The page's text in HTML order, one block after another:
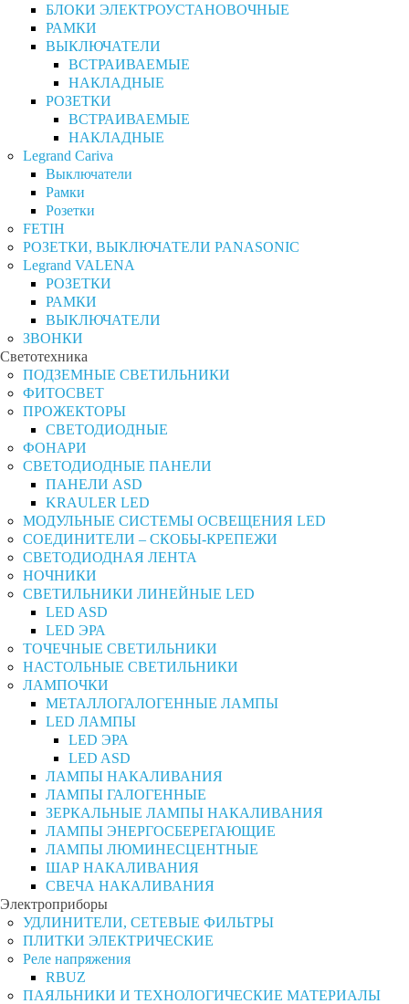
БЛОКИ ЭЛЕКТРОУСТАНОВОЧНЫЕ
РАМКИ
ВЫКЛЮЧАТЕЛИ
ВСТРАИВАЕМЫЕ
НАКЛАДНЫЕ
РОЗЕТКИ
ВСТРАИВАЕМЫЕ
НАКЛАДНЫЕ
Legrand Cariva
Выключатели
Рамки
Розетки
FETIH
РОЗЕТКИ, ВЫКЛЮЧАТЕЛИ PANASONIC
Legrand VALENA
РОЗЕТКИ
РАМКИ
ВЫКЛЮЧАТЕЛИ
ЗВОНКИ
Светотехника
ПОДЗЕМНЫЕ СВЕТИЛЬНИКИ
ФИТОСВЕТ
ПРОЖЕКТОРЫ
СВЕТОДИОДНЫЕ
ФОНАРИ
СВЕТОДИОДНЫЕ ПАНЕЛИ
ПАНЕЛИ ASD
KRAULER LED
МОДУЛЬНЫЕ СИСТЕМЫ ОСВЕЩЕНИЯ LED
СОЕДИНИТЕЛИ – СКОБЫ-КРЕПЕЖИ
СВЕТОДИОДНАЯ ЛЕНТА
НОЧНИКИ
СВЕТИЛЬНИКИ ЛИНЕЙНЫЕ LED
LED ASD
LED ЭРА
ТОЧЕЧНЫЕ СВЕТИЛЬНИКИ
НАСТОЛЬНЫЕ СВЕТИЛЬНИКИ
ЛАМПОЧКИ
МЕТАЛЛОГАЛОГЕННЫЕ ЛАМПЫ
LED ЛАМПЫ
LED ЭРА
LED ASD
ЛАМПЫ НАКАЛИВАНИЯ
ЛАМПЫ ГАЛОГЕННЫЕ
ЗЕРКАЛЬНЫЕ ЛАМПЫ НАКАЛИВАНИЯ
ЛАМПЫ ЭНЕРГОСБЕРЕГАЮЩИЕ
ЛАМПЫ ЛЮМИНЕСЦЕНТНЫЕ
ШАР НАКАЛИВАНИЯ
СВЕЧА НАКАЛИВАНИЯ
Электроприборы
УДЛИНИТЕЛИ, СЕТЕВЫЕ ФИЛЬТРЫ
ПЛИТКИ ЭЛЕКТРИЧЕСКИЕ
Реле напряжения
RBUZ
ПАЯЛЬНИКИ И ТЕХНОЛОГИЧЕСКИЕ МАТЕРИАЛЫ